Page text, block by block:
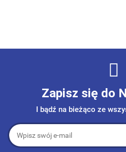
Zapisz się do
I bądź na bieżąco ze